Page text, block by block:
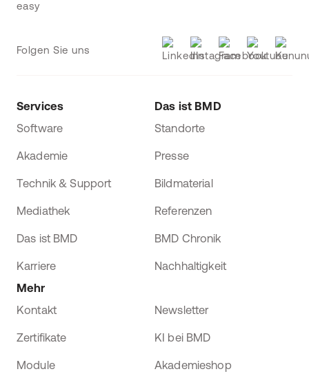
Folgen Sie uns
Services
Software
Akademie
Technik & Support
Mediathek
Das ist BMD
Karriere
Das ist BMD
Standorte
Presse
Bildmaterial
Referenzen
BMD Chronik
Nachhaltigkeit
Mehr
Kontakt
Newsletter
Zertifikate KI bei BMD
Module Akademieshop